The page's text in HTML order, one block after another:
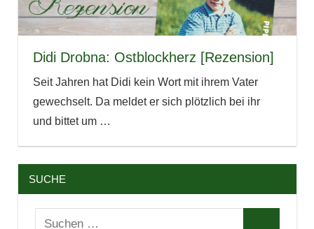
Didi Drobna: Ostblockherz [Rezension]
Seit Jahren hat Didi kein Wort mit ihrem Vater
gewechselt. Da meldet er sich plötzlich bei ihr
und bittet um …
SUCHE
Suchen